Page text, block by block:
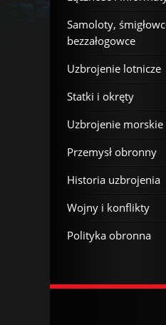
Samoloty,
bezzałogowce
Uzbrojenie lotnicze
Statki i okręty
Uzbrojenie morskie
Przemysł obronny
Historia uzbrojenia
Wojny i konflikty
Polityka obronna